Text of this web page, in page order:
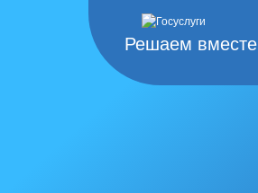
Решаем вместе